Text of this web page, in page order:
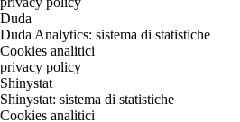
Duda
Duda Analytics: sistema di statistiche
Cookies analitici
privacy policy
Shinystat
Shinystat: sistema di statistiche
Cookies analitici